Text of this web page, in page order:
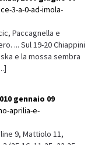
3-a-0-ad-imola-
Paccagnella e
... Sul 19-20 Chiappini
e la mossa sembra
gennaio 09
aprilia-e-
9, Mattiolo 11,